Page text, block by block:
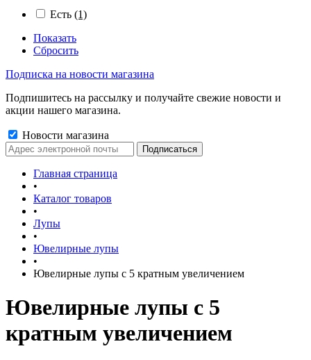
Есть (1)
Показать
Сбросить
Подписка на новости магазина
Подпишитесь на рассылку и получайте свежие новости и
акции нашего магазина.
Новости магазина
Главная страница
•
Каталог товаров
•
Лупы
•
Ювелирные лупы
•
Ювелирные лупы с 5 кратным увеличением
Ювелирные лупы с 5
кратным увеличением